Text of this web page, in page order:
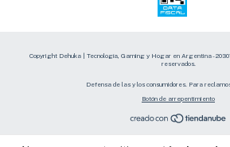
Copyright Dehuka | Tecnología, Gaming y Hogar en Argentina -
reservados.
Defensa de las y los consumidores. Para
Botón de arrepentimiento